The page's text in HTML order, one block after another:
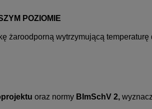
POZIOMIE
żaroodporną wytrzymującą temperaturę
oraz normy BImSchV 2,